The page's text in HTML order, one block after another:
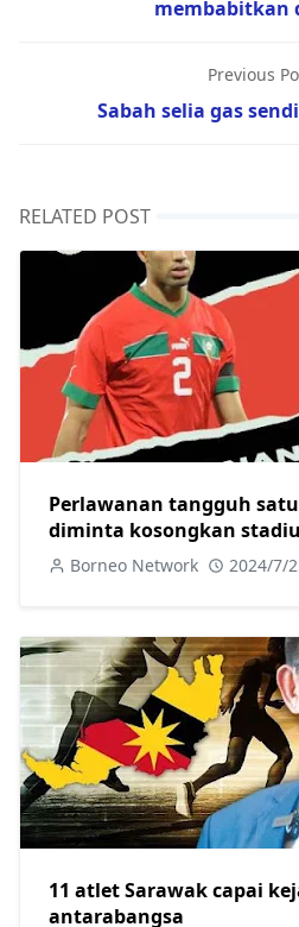
membabitkan
Previous
Sabah selia gas
RELATED POST
Perlawanan tangguh
diminta kosongkan
aibkan Argentina 2-1
Borneo Network 2024/7/
11 atlet Sarawak capai
antarabangsa